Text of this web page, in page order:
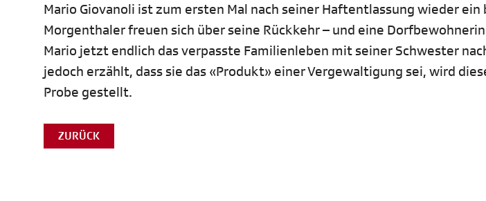
Mario Giovanoli ist zum ersten Mal nach seiner Haftentlassung wieder ein
Morgenthaler freuen sich über seine Rückkehr – und eine
Mario jetzt endlich das verpasste Familienleben mit seiner Schwester
jedoch erzählt, dass sie das «Produkt» einer Vergewaltigung sei, wird
Probe gestellt.
ZURÜCK